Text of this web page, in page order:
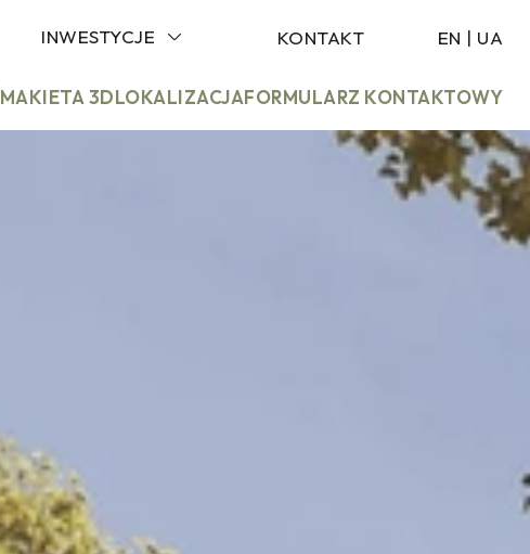
INWESTYCJE KONTAKT EN | UA
MAKIETA 3DLOKALIZACJAFORMULARZ KONTAKTOWY